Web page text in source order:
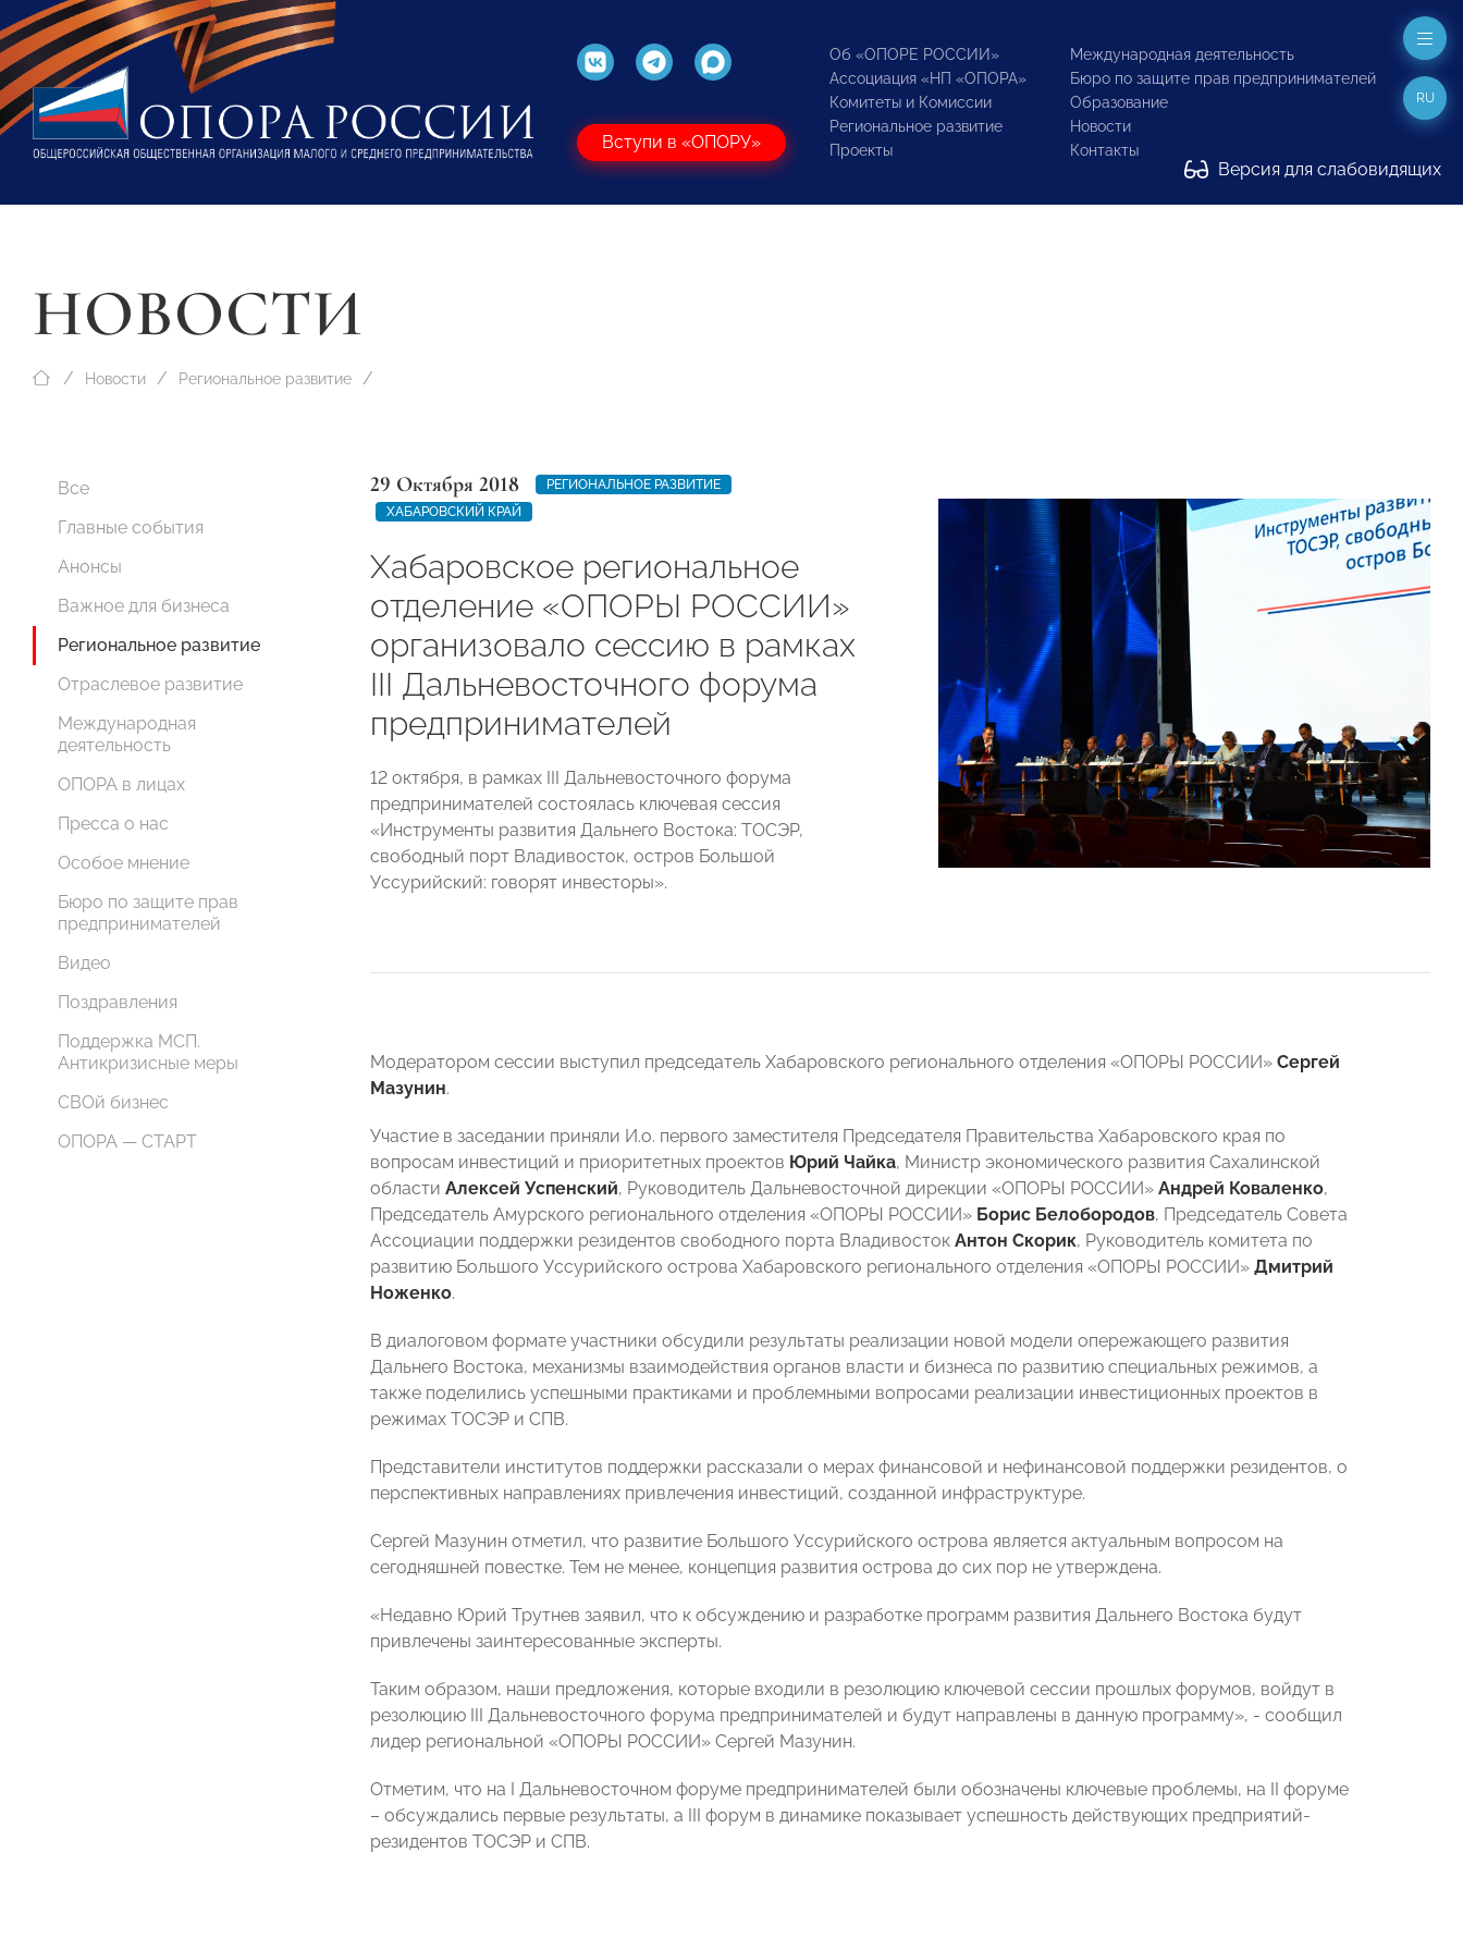
Вступи в «ОПОРУ»
Об «ОПОРЕ РОССИИ»
Ассоциация «НП «ОПОРА»
Комитеты и Комиссии
Региональное развитие
Проекты
Международная деятельность
Бюро по защите прав предпринимателей
Образование
Новости
Контакты
Версия для слабовидящих
RU
НОВОСТИ
Новости Региональное развитие
Все
Главные события
Анонсы
Важное для бизнеса
Региональное развитие
Отраслевое развитие
Международная
деятельность
ОПОРА в лицах
Пресса о нас
Особое мнение
Бюро по защите прав
предпринимателей
Видео
Поздравления
Поддержка МСП.
Антикризисные меры
СВОй бизнес
ОПОРА — СТАРТ
29 Октября 2018
РЕГИОНАЛЬНОЕ РАЗВИТИЕ
ХАБАРОВСКИЙ КРАЙ
Хабаровское региональное
отделение «ОПОРЫ РОССИИ»
организовало сессию в рамках
III Дальневосточного форума
предпринимателей
12 октября, в рамках III Дальневосточного форума
предпринимателей состоялась ключевая сессия
«Инструменты развития Дальнего Востока: ТОСЭР,
свободный порт Владивосток, остров Большой
Уссурийский: говорят инвесторы».
Модератором сессии выступил председатель Хабаровского регионального отделения «ОПОРЫ РОССИИ» Сергей
Мазунин.
Участие в заседании приняли И.о. первого заместителя Председателя Правительства Хабаровского края по
вопросам инвестиций и приоритетных проектов Юрий Чайка, Министр экономического развития Сахалинской
области Алексей Успенский, Руководитель Дальневосточной дирекции «ОПОРЫ РОССИИ» Андрей Коваленко,
Председатель Амурского регионального отделения «ОПОРЫ РОССИИ» Борис Белобородов, Председатель Совета
Ассоциации поддержки резидентов свободного порта Владивосток Антон Скорик, Руководитель комитета по
развитию Большого Уссурийского острова Хабаровского регионального отделения «ОПОРЫ РОССИИ» Дмитрий
Ноженко.
В диалоговом формате участники обсудили результаты реализации новой модели опережающего развития
Дальнего Востока, механизмы взаимодействия органов власти и бизнеса по развитию специальных режимов, а
также поделились успешными практиками и проблемными вопросами реализации инвестиционных проектов в
режимах ТОСЭР и СПВ.
Представители институтов поддержки рассказали о мерах финансовой и нефинансовой поддержки резидентов, о
перспективных направлениях привлечения инвестиций, созданной инфраструктуре.
Сергей Мазунин отметил, что развитие Большого Уссурийского острова является актуальным вопросом на
сегодняшней повестке. Тем не менее, концепция развития острова до сих пор не утверждена.
«Недавно Юрий Трутнев заявил, что к обсуждению и разработке программ развития Дальнего Востока будут
привлечены заинтересованные эксперты.
Таким образом, наши предложения, которые входили в резолюцию ключевой сессии прошлых форумов, войдут в
резолюцию III Дальневосточного форума предпринимателей и будут направлены в данную программу», - сообщил
лидер региональной «ОПОРЫ РОССИИ» Сергей Мазунин.
Отметим, что на I Дальневосточном форуме предпринимателей были обозначены ключевые проблемы, на II форуме
– обсуждались первые результаты, а III форум в динамике показывает успешность действующих предприятий-
резидентов ТОСЭР и СПВ.